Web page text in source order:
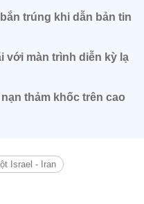
trúng khi dẫn bản tin
với màn trình diễn kỳ lạ
thảm khốc trên cao
Israel - Iran